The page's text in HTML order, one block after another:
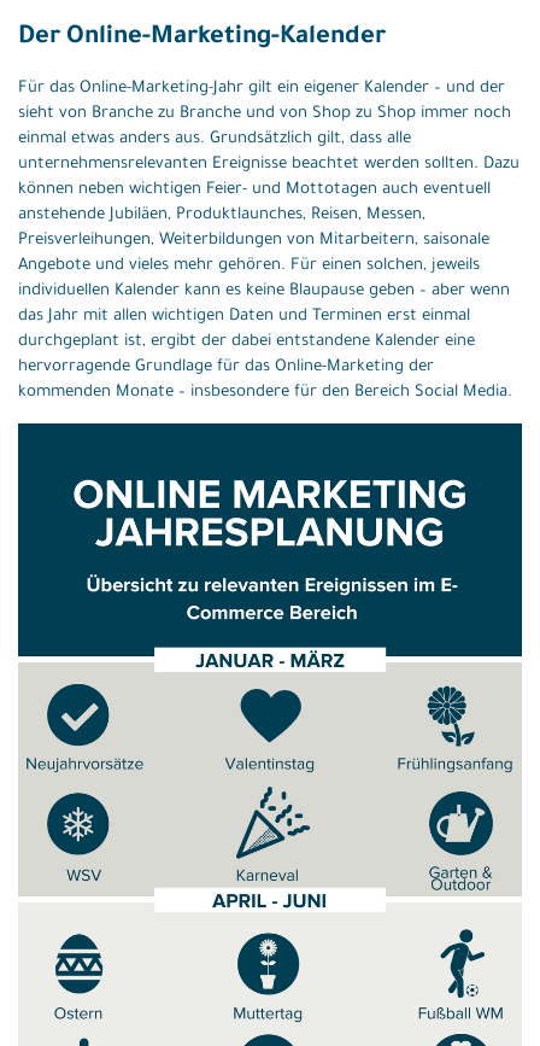
Der Online-Marketing-Kalender
Für das Online-Marketing-Jahr gilt ein eigener Kalender – und der
sieht von Branche zu Branche und von Shop zu Shop immer noch
einmal etwas anders aus. Grundsätzlich gilt, dass alle
unternehmensrelevanten Ereignisse beachtet werden sollten. Dazu
können neben wichtigen Feier- und Mottotagen auch eventuell
anstehende Jubiläen, Produktlaunches, Reisen, Messen,
Preisverleihungen, Weiterbildungen von Mitarbeitern, saisonale
Angebote und vieles mehr gehören. Für einen solchen, jeweils
individuellen Kalender kann es keine Blaupause geben – aber wenn
das Jahr mit allen wichtigen Daten und Terminen erst einmal
durchgeplant ist, ergibt der dabei entstandene Kalender eine
hervorragende Grundlage für das Online-Marketing der
kommenden Monate – insbesondere für den Bereich Social Media.